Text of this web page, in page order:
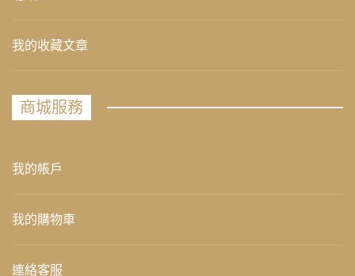
我的收藏文章
商城服務
我的帳戶
我的購物車
連絡客服